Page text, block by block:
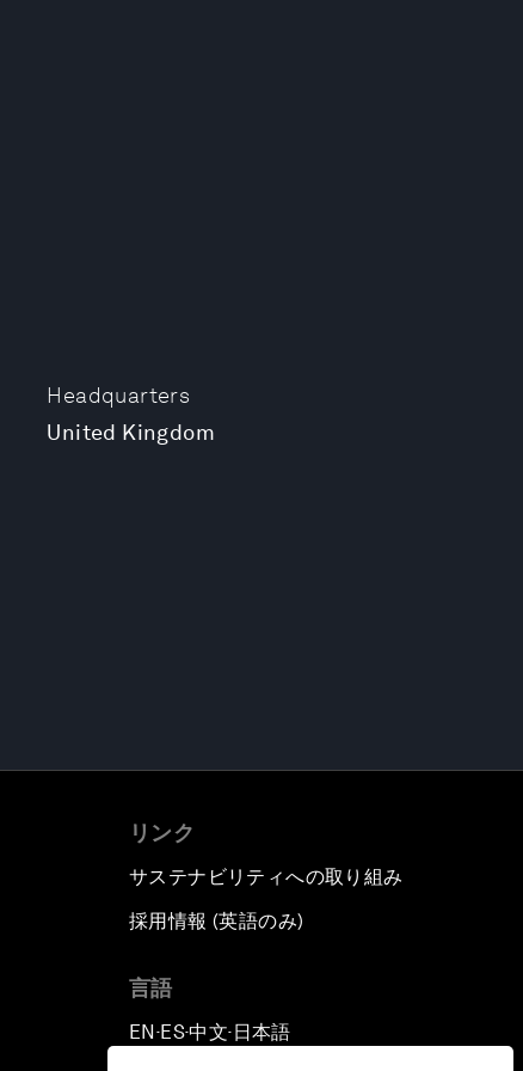
Headquarters
United Kingdom
リンク
サステナビリティへの取り組み
採用情報 (英語のみ)
言語
EN ▪ES▪中文▪ 日本語